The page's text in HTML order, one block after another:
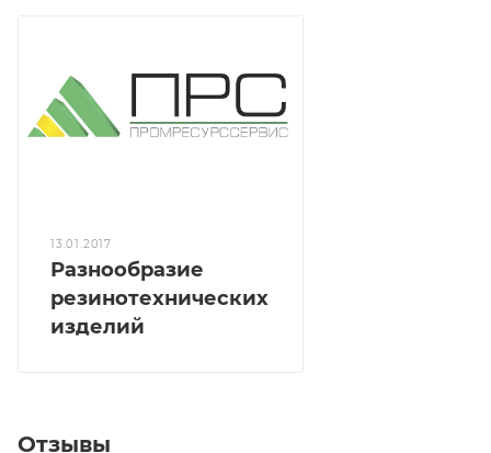
13.01.2017
Разнообразие
резинотехнических
изделий
Отзывы